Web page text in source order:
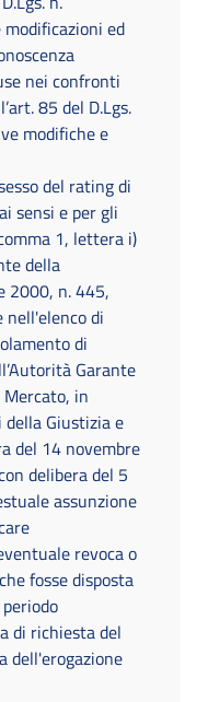
ed
nei confronti
85 del D.Lgs.
modifiche e
del rating di
sensi e per gli
1, lettera i)
della
2000, n. 445,
nell'elenco di
di
Garante
Mercato, in
Giustizia e
del 14 novembre
delibera del 5
assunzione
revoca o
fosse disposta
di richiesta del
dell'erogazione